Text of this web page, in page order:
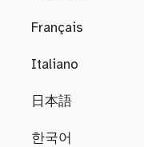
Français
Italiano
日本語
한국어